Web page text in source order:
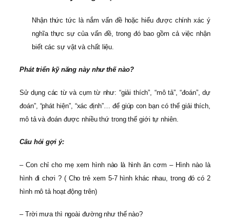
Nhận thức tức là nắm vấn đề hoặc hiểu được chính xác ý
nghĩa thực sự của vấn đề, trong đó bao gồm cả việc nhận
biết các sự vật và chất liệu.
Phát triển kỹ năng này như thế nào?
Sử dụng các từ và cụm từ như: “giải thích”, “mô tả”, “đoán”, dự
đoán”, “phát hiện”, “xác định”… để giúp con bạn có thể giải thích,
mô tả và đoán được nhiều thứ trong thế giới tự nhiên.
Câu hỏi gợi ý:
– Con chỉ cho mẹ xem hình nào là hình ăn cơm – Hình nào là
hình đi chơi ? ( Cho trẻ xem 5-7 hình khác nhau, trong đó có 2
hình mô tả hoạt động trên)
– Trời mưa thì ngoài đường như thế nào?